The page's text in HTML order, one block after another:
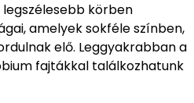
körben
amelyek sokféle színben,
elő. Leggyakrabban a
fajtákkal találkozhatunk